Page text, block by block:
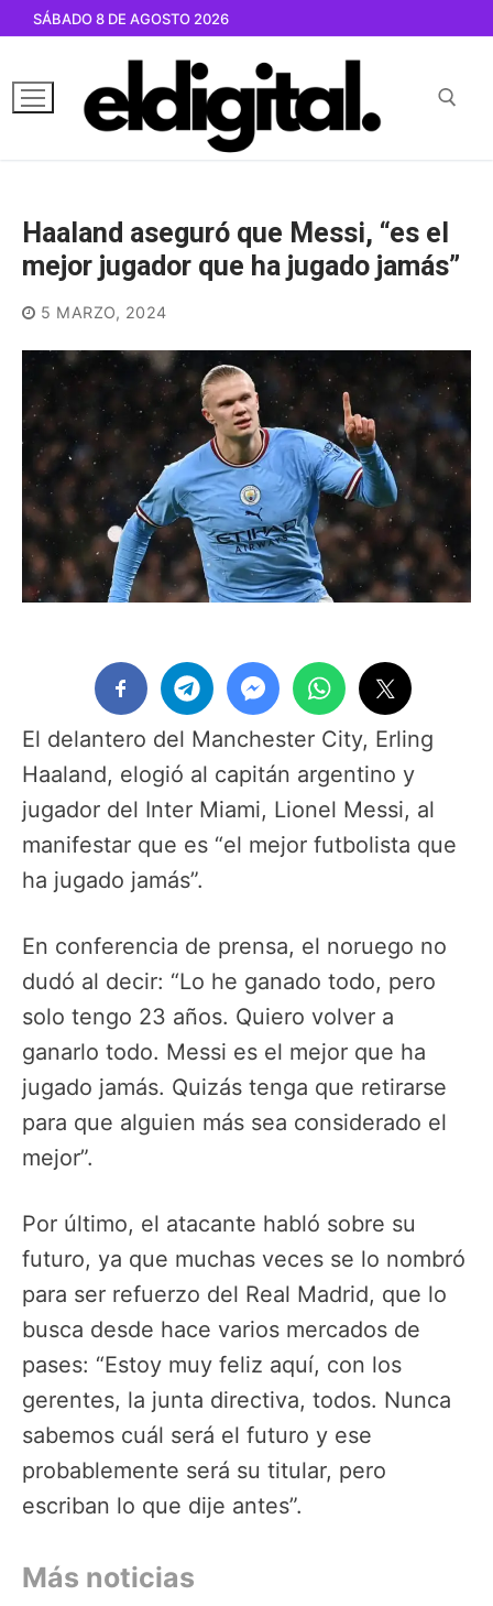
contenido
SÁBADO 8 DE AGOSTO 2026
Haaland aseguró que Messi, “es el
mejor jugador que ha jugado jamás”
5 MARZO, 2024
El delantero del Manchester City, Erling
Haaland, elogió al capitán argentino y
jugador del Inter Miami, Lionel Messi, al
manifestar que es “el mejor futbolista que
ha jugado jamás”.
En conferencia de prensa, el noruego no
dudó al decir: “Lo he ganado todo, pero
solo tengo 23 años. Quiero volver a
ganarlo todo. Messi es el mejor que ha
jugado jamás. Quizás tenga que retirarse
para que alguien más sea considerado el
mejor”.
Por último, el atacante habló sobre su
futuro, ya que muchas veces se lo nombró
para ser refuerzo del Real Madrid, que lo
busca desde hace varios mercados de
pases: “Estoy muy feliz aquí, con los
gerentes, la junta directiva, todos. Nunca
sabemos cuál será el futuro y ese
probablemente será su titular, pero
escriban lo que dije antes”.
Más noticias